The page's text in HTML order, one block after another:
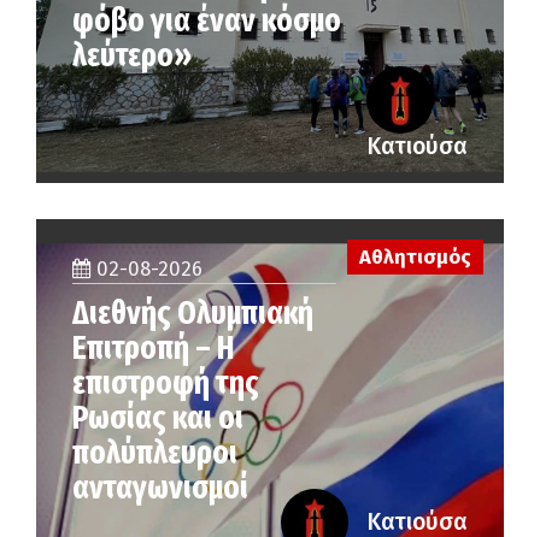
φόβο για έναν κόσμο
λεύτερο»
Κατιούσα
02-08-2026
Διεθνής Ολυμπιακή
Επιτροπή – Η
επιστροφή της
Ρωσίας και οι
πολύπλευροι
ανταγωνισμοί
Αθλητισμός
Κατιούσα